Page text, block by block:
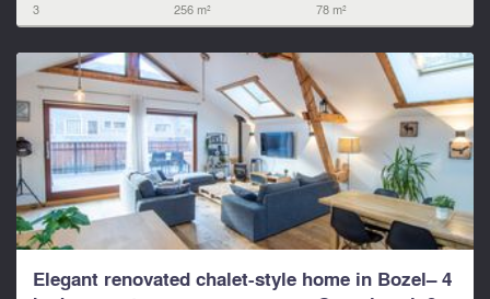
3 256 m² 78 m²
Elegant renovated chalet-style home in Bozel– 4